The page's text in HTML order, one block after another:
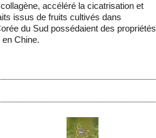
accéléré la cicatrisation et
issus de fruits cultivés dans
du Sud possédaient des propriétés
Chine.